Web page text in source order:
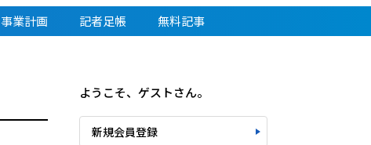
事業計画 記者足帳 無料記事
ようこそ、ゲストさん。
新規会員登録